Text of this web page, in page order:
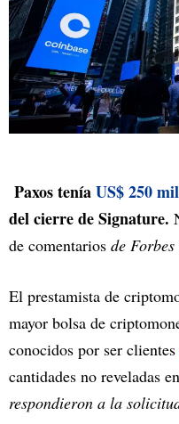
Paxos teníaUS$ 250
del cierre de Signature.
de comentarios de Forbes
El prestamista de
mayor bolsa de
conocidos por ser clientes
cantidades no reveladas
respondieron a la